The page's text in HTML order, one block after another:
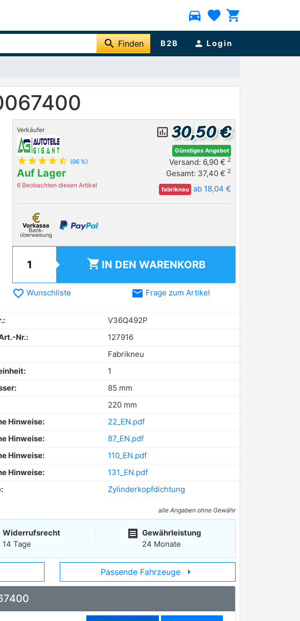
directions_car favorite shopping_cart
search Finden B2B person Login
Verkäufer
star star star star star_half (96 %)
Auf Lager
6 Beobachten diesen Artikel
insert_chart_outlined 30,50 €
Günstiges Angebot
Versand: 6,90 € 2
Gesamt: 37,40 € 2
fabrikneu ab 18,04 €
shopping_cart IN DEN WARENKORB
favorite_border Wunschliste email Frage zum Artikel
V36Q492P
Nr.:
127916
Fabrikneu
1
85 mm
220 mm
Hinweise:
22_EN.pdf
Hinweise:
87_EN.pdf
Hinweise:
110_EN.pdf
Hinweise:
131_EN.pdf
Zylinderkopfdichtung
alle Angaben ohne Gewähr
Widerrufsrecht
14 Tage
receipt Gewährleistung
24 Monate
Passende Fahrzeuge arrow_right